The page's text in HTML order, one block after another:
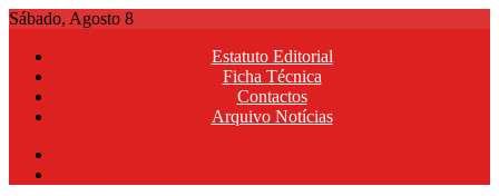
Skip
content
Sábado, Agosto 8
Estatuto Editorial
Ficha Técnica
Contactos
Arquivo Notícias